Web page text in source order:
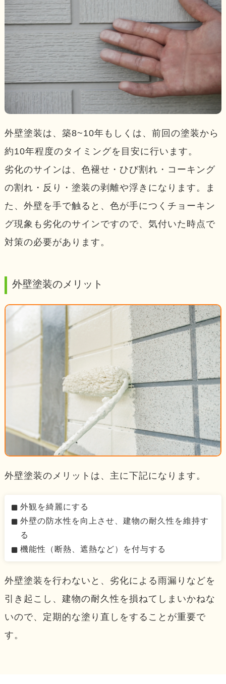
外壁塗装は、築8~10年もしくは、前回の塗装から
約10年程度のタイミングを目安に行います。
劣化のサインは、色褪せ・ひび割れ・コーキング
の割れ・反り・塗装の剥離や浮きになります。ま
た、外壁を手で触ると、色が手につくチョーキン
グ現象も劣化のサインですので、気付いた時点で
対策の必要があります。
外壁塗装のメリット
外壁塗装のメリットは、主に下記になります。
外観を綺麗にする
外壁の防水性を向上させ、建物の耐久性を維持す
る
機能性（断熱、遮熱など）を付与する
外壁塗装を行わないと、劣化による雨漏りなどを
引き起こし、建物の耐久性を損ねてしまいかねな
いので、定期的な塗り直しをすることが重要で
す。